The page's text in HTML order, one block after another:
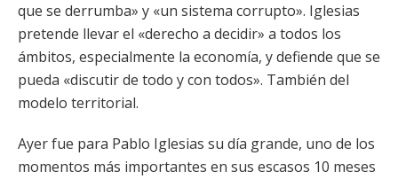
que se derrumba» y «un sistema corrupto». Iglesias
pretende llevar el «derecho a decidir» a todos los
ámbitos, especialmente la economía, y defiende que se
pueda «discutir de todo y con todos». También del
modelo territorial.
Ayer fue para Pablo Iglesias su día grande, uno de los
momentos más importantes en sus escasos 10 meses